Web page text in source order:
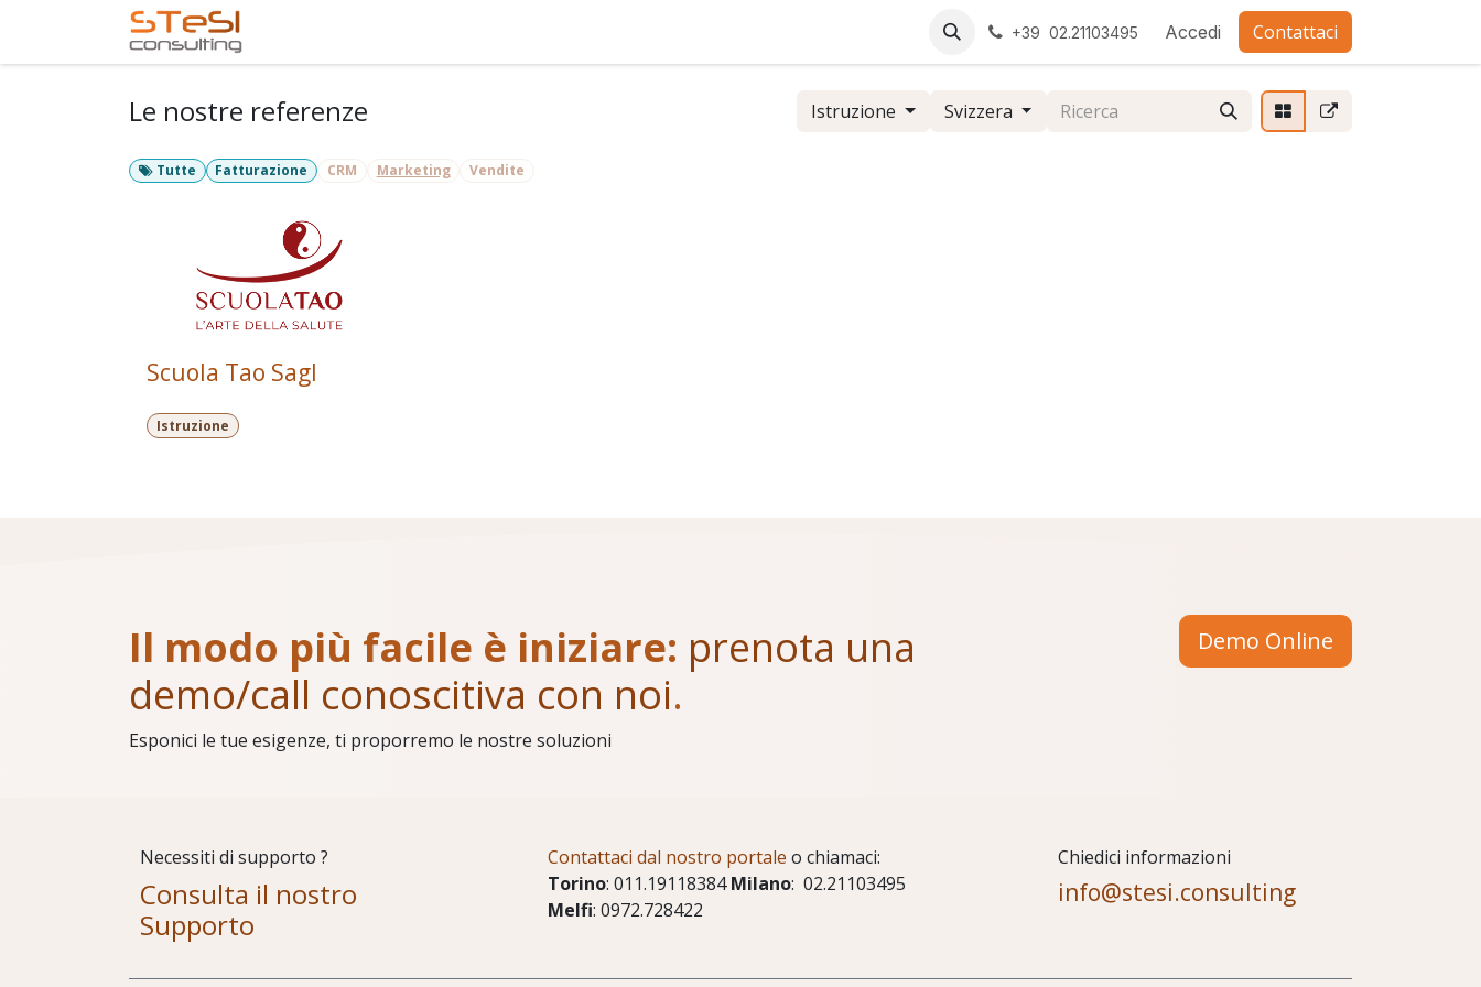
Passa al contenuto
Lavora con noi+39 02.21103495 Accedi Contattaci
Le nostre referenze Istruzione Svizzera
Tutte Fatturazione CRM Marketing Vendite
Scuola Tao Sagl
Istruzione
Il modo più facile è iniziare: prenota una
demo/call conoscitiva con noi.
Esponici le tue esigenze, ti proporremo le nostre soluzioni
Demo Online
Necessiti di supporto ?
Consulta il nostro
Supporto
Chiedici informazioni
info@stesi.consulting
Contattaci dal nostro portale o chiamaci:
Torino: 011.19118384Milano: 02.21103495
Melfi: 0972.728422